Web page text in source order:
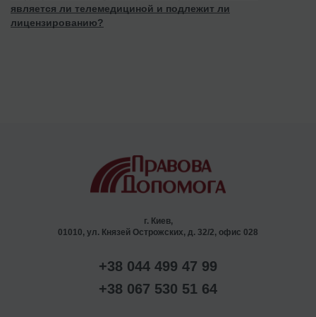
является ли телемедициной и подлежит ли
лицензированию?
г. Киев,
01010, ул. Князей Острожских, д. 32/2, офис 028
+38 044 499 47 99
+38 067 530 51 64